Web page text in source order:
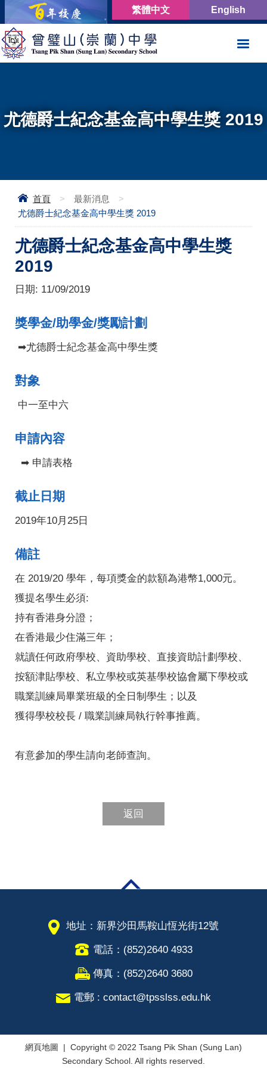
English
繁體中文
尤德爵士紀念基金高中學生獎 2019
首頁 > 最新消息
>
尤德爵士紀念基金高中學生獎 2019
尤德爵士紀念基金高中學生獎
2019
日期: 11/09/2019
獎學金/助學金/獎勵計劃
➡尤德爵士紀念基金高中學生獎
對象
中一至中六
申請內容
➡ 申請表格
截止日期
2019年10月25日
備註
在 2019/20 學年，每項獎金的款額為港幣1,000元。
獲提名學生必須:
持有香港身分證；
在香港最少住滿三年；
就讀任何政府學校、資助學校、直接資助計劃學校、
按額津貼學校、私立學校或英基學校協會屬下學校或
職業訓練局畢業班級的全日制學生；以及
獲得學校校長 / 職業訓練局執行幹事推薦。
有意參加的學生請向老師查詢。
返回
地址：新界沙田馬鞍山恆光街12號
電話：(852)2640 4933
傳真：(852)2640 3680
電郵 : contact@tpsslss.edu.hk
網頁地圖
| Copyright © 2022 Tsang Pik Shan (Sung Lan)
Secondary School. All rights reserved.